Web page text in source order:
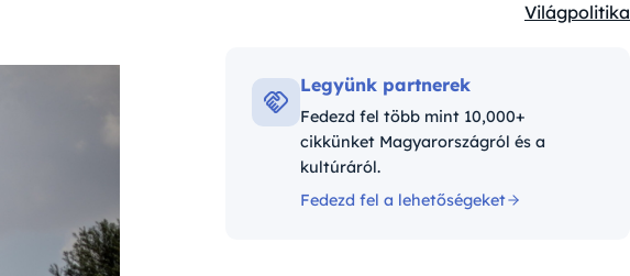
Kategóriák:
Világpolitika
Legyünk partnerek
Fedezd fel több mint 10,000+
cikkünket Magyarországról és a
kultúráról.
Fedezd fel a lehetőségeket